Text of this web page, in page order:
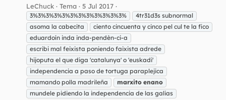
LeChuck Tema 5 Jul 2017
3%3%3%3%3%3%3%3%3%3%3%3%
4tr31d3s subnormal
asoma la cabecita
ciento cincuenta y cinco pel cul te la fico
eduardoín inda inda-pendèn-ci-a
escribi mal feixista poniendo faixista adrede
hijoputa el que diga 'catalunya' o 'euskadi'
independencia a paso de tortuga paraplejica
mamando polla madrileña
marxito enano
mundele pidiendo la independencia de las galias